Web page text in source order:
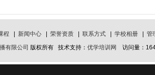
程 新闻中心 荣誉资质 联系方式 学校相册
管
有限公司 版权所有 技术支持： 优学培训网 访问量：